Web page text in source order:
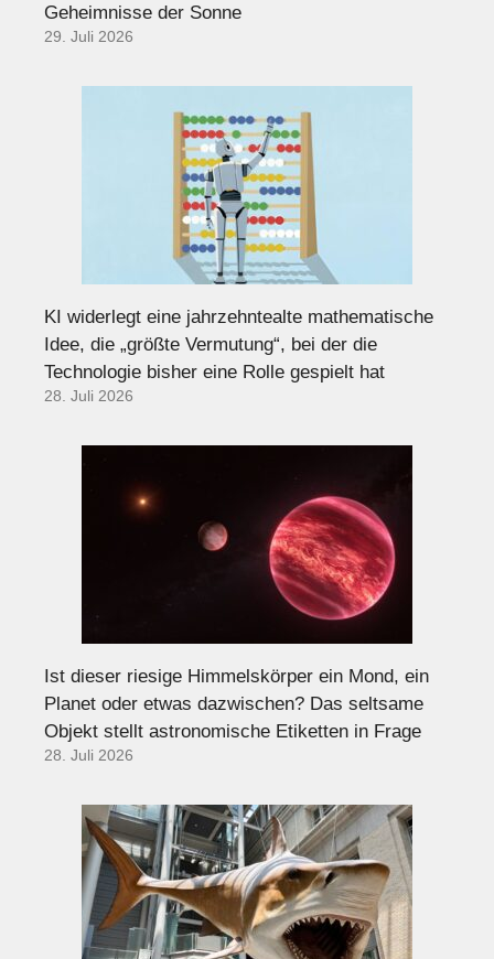
Geheimnisse der Sonne
29. Juli 2026
KI widerlegt eine jahrzehntealte mathematische
Idee, die „größte Vermutung“, bei der die
Technologie bisher eine Rolle gespielt hat
28. Juli 2026
Ist dieser riesige Himmelskörper ein Mond, ein
Planet oder etwas dazwischen? Das seltsame
Objekt stellt astronomische Etiketten in Frage
28. Juli 2026